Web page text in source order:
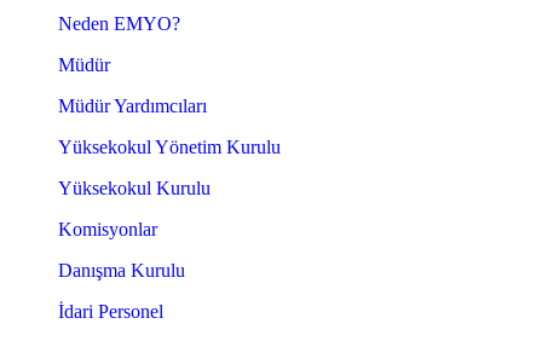
Neden EMYO?
Müdür
Müdür Yardımcıları
Yüksekokul Yönetim Kurulu
Yüksekokul Kurulu
Komisyonlar
Danışma Kurulu
İdari Personel